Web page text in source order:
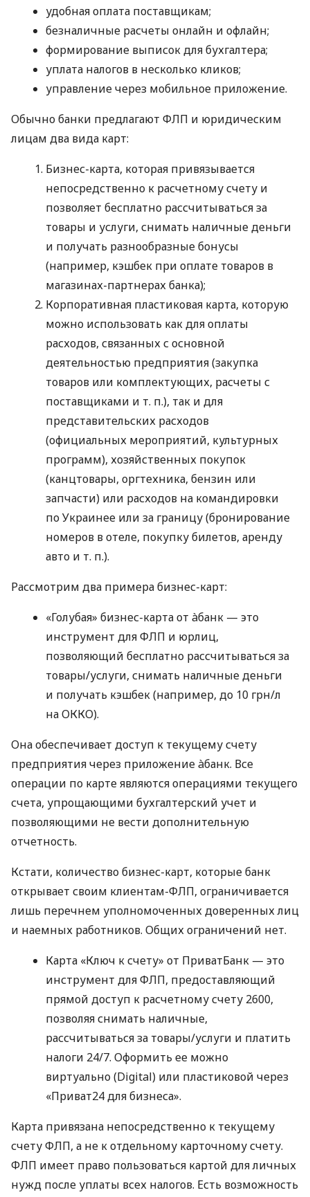
удобная оплата поставщикам;
безналичные расчеты онлайн и офлайн;
формирование выписок для бухгалтера;
уплата налогов в несколько кликов;
управление через мобильное приложение.
Обычно банки предлагают ФЛП и юридическим
лицам два вида карт:
Бизнес-карта, которая привязывается
непосредственно к расчетному счету и
позволяет бесплатно рассчитываться за
товары и услуги, снимать наличные деньги
и получать разнообразные бонусы
(например, кэшбек при оплате товаров в
магазинах-партнерах банка);
Корпоративная пластиковая карта, которую
можно использовать как для оплаты
расходов, связанных с основной
деятельностью предприятия (закупка
товаров или комплектующих, расчеты с
поставщиками и т. п.), так и для
представительских расходов
(официальных мероприятий, культурных
программ), хозяйственных покупок
(канцтовары, оргтехника, бензин или
запчасти) или расходов на командировки
по Украинее или за границу (бронирование
номеров в отеле, покупку билетов, аренду
авто и т. п.).
Рассмотрим два примера бизнес-карт:
«Голубая» бизнес-карта от àбанк — это
инструмент для ФЛП и юрлиц,
позволяющий бесплатно рассчитываться за
товары/услуги, снимать наличные деньги
и получать кэшбек (например, до 10 грн/л
на ОККО).
Она обеспечивает доступ к текущему счету
предприятия через приложение àбанк. Все
операции по карте являются операциями текущего
счета, упрощающими бухгалтерский учет и
позволяющими не вести дополнительную
отчетность.
Кстати, количество бизнес-карт, которые банк
открывает своим клиентам-ФЛП, ограничивается
лишь перечнем уполномоченных доверенных лиц
и наемных работников. Общих ограничений нет.
Карта «Ключ к счету» от ПриватБанк — это
инструмент для ФЛП, предоставляющий
прямой доступ к расчетному счету 2600,
позволяя снимать наличные,
рассчитываться за товары/услуги и платить
налоги 24/7. Оформить ее можно
виртуально (Digital) или пластиковой через
«Приват24 для бизнеса».
Карта привязана непосредственно к текущему
счету ФЛП, а не к отдельному карточному счету.
ФЛП имеет право пользоваться картой для личных
нужд после уплаты всех налогов. Есть возможность